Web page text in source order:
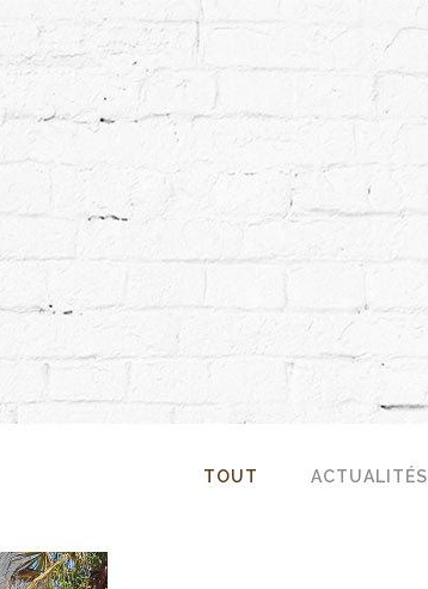
TOUT ACTUALITÉS